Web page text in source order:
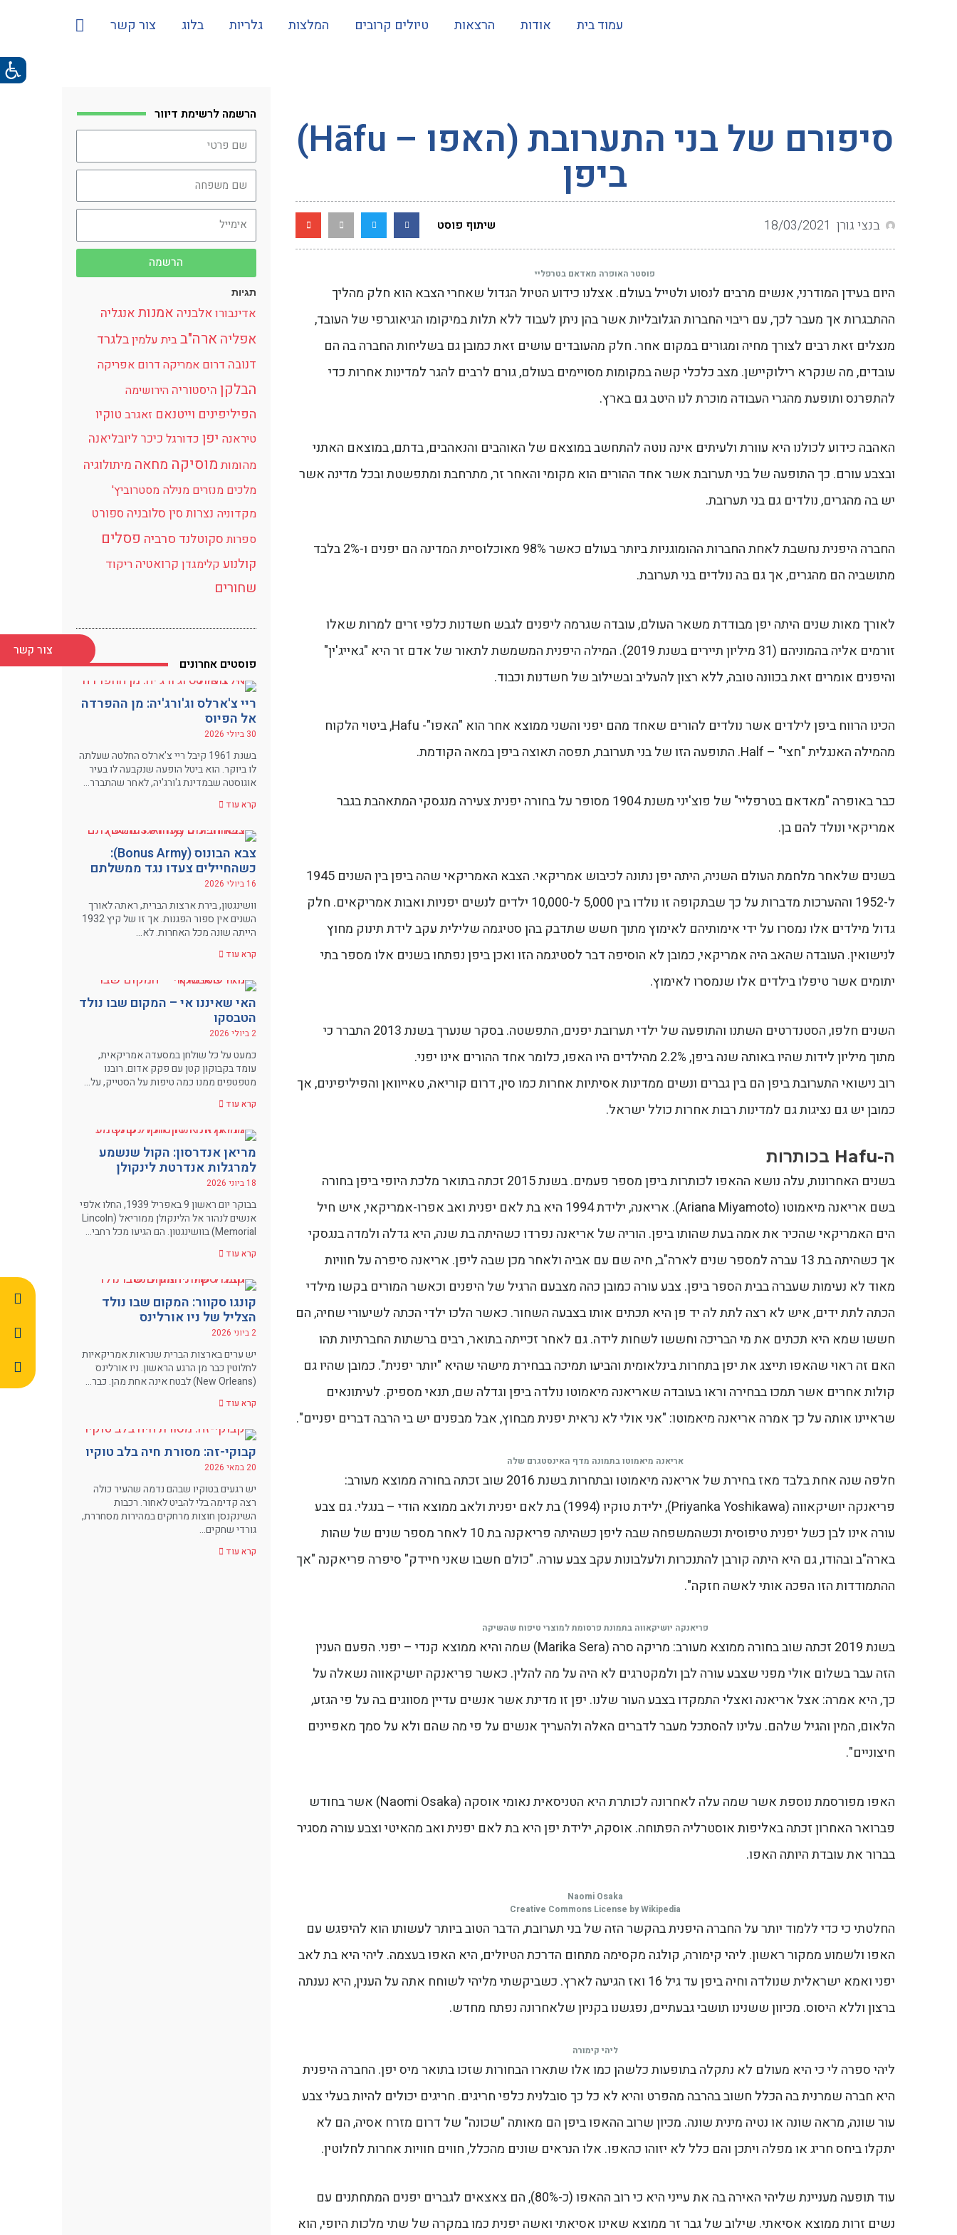
עמוד בית אודות הרצאות טיולים קרובים המלצות גלריות בלוג צור קשר
סיפורם של בני התערובת (האפו – Hāfu)
ביפן
בנצי גורן 18/03/2021 שיתוף פוסט
פוסטר האופרה מאדאם בטרפליי
היום בעידן המודרני, אנשים מרבים לנסוע ולטייל בעולם. אצלנו כידוע הטיול הגדול שאחרי הצבא הוא חלק מהליך
ההתבגרות אך מעבר לכך, עם ריבוי החברות הגלובליות אשר בהן ניתן לעבוד ללא תלות במיקומו הגיאוגרפי של העובד,
מנצלים זאת רבים לצורך מחיה ומגורים במקום אחר. חלק מהעובדים עושים זאת כמובן גם בשליחות החברה בה הם
עובדים, מה שנקרא רילוקיישן. מצב כלכלי קשה במקומות מסויימים בעולם, גורם לרבים להגר למדינות אחרות כדי
להתפרנס ותופעת מהגרי העבודה מוכרת לנו היטב גם בארץ.
האהבה כידוע לכולנו היא עוורת ולעיתים אינה נוטה להתחשב במוצאם של האוהבים והנאהבים, בדתם, במוצאם האתני
ובצבע עורם. כך התופעה של בני תערובת אשר אחד ההורים הוא מקומי והאחר זר, מתרחבת ומתפשטת ובכל מדינה אשר
יש בה מהגרים, נולדים גם בני תערובת.
החברה היפנית נחשבת לאחת החברות ההומוגניות ביותר בעולם כאשר 98% מאוכלוסיית המדינה הם יפנים ו-2% בלבד
מתושביה הם מהגרים, אך גם בה נולדים בני תערובת.
לאורך מאות שנים היתה יפן מבודדת משאר העולם, עובדה שגרמה ליפנים לגבש חשדנות כלפי זרים למרות שאלו
זורמים אליה בהמוניהם (31 מיליון תיירים בשנת 2019). המילה היפנית המשמשת לתאור של אדם זר היא "גאייג'ין"
והיפנים אומרים זאת בכוונה טובה, ללא רצון להעליב ובשילוב של חשדנות וכבוד.
הכינו הרווח ביפן לילדים אשר נולדים להורים שאחד מהם יפני והשני ממוצא אחר הוא "האפו"- Hafu, ביטוי הלקוח
מהמילה האנגלית "חצי" – Half. התופעה הזו של בני תערובת, תפסה תאוצה ביפן במאה הקודמת.
כבר באופרה "מאדאם בטרפליי" של פוצ'יני משנת 1904 מסופר על בחורה יפנית צעירה מנגסקי המתאהבת בגבר
אמריקאי ונולד להם בן.
בשנים שלאחר מלחמת העולם השניה, היתה יפן נתונה לכיבוש אמריקאי. הצבא האמריקאי שהה ביפן בין השנים 1945
ל-1952 וההערכות מדברות על כך שבתקופה זו נולדו בין 5,000 ל-10,000 ילדים לנשים יפניות ואבות אמריקאים. חלק
גדול מילדים אלו נמסרו על ידי אימותיהם לאימוץ מתוך חשש שתדבק בהן סטיגמה שלילית עקב לידת תינוק מחוץ
לנישואין. העובדה שהאב היה אמריקאי, כמובן לא הוסיפה דבר לסטיגמה הזו ואכן ביפן נפתחו בשנים אלו מספר בתי
יתומים אשר טיפלו בילדים אלו שנמסרו לאימוץ.
השנים חלפו, הסטנדרטים השתנו והתופעה של ילדי תערובת יפנים, התפשטה. בסקר שנערך בשנת 2013 התברר כי
מתוך מיליון לידות שהיו באותה שנה ביפן, 2.2% מהילדים היו האפו, כלומר אחד ההורים אינו יפני.
רוב נישואי התערובת ביפן הם בין גברים ונשים ממדינות אסיתיות אחרות כמו סין, דרום קוריאה, טאייוואן והפיליפינים, אך
כמובן יש גם נציגות גם למדינות רבות אחרות כולל ישראל.
ה-Hafu בכותרות
בשנים האחרונות, עלה נושא ההאפו לכותרות ביפן מספר פעמים. בשנת 2015 זכתה בתואר מלכת היופי ביפן בחורה
בשם אריאנה מיאמוטו (Ariana Miyamoto). אריאנה, ילידת 1994 היא בת לאם יפנית ואב אפרו-אמריקאי, איש חיל
הים האמריקאי שהכיר את אמה בעת שהותו ביפן. הוריה של אריאנה נפרדו כשהיתה בת שנה, היא גדלה ולמדה בנגסקי
אך כשהיתה בת 13 עברה למספר שנים לארה"ב, חיה שם עם אביה ולאחר מכן שבה ליפן. אריאנה סיפרה על חוויות
מאוד לא נעימות שעברה בבית הספר ביפן. צבע עורה כמובן כהה מצבעם הרגיל של היפנים וכאשר המורים בקשו מילדי
הכתה לתת ידים, איש לא רצה לתת לה יד פן היא תכתים אותו בצבעה השחור. כאשר הלכו ילדי הכתה לשיעורי שחיה, הם
חששו שמא היא תכתים את מי הבריכה וחששו לשחות לידה. גם לאחר זכייתה בתואר, רבים ברשתות החברתיות תהו
האם זה ראוי שהאפו תייצג את יפן בתחרות בינלאומית והביעו תמיכה בבחירת מישהי שהיא "יותר יפנית". כמובן שהיו גם
קולות אחרים אשר תמכו בבחירה וראו בעובדה שאריאנה מיאמוטו נולדה ביפן וגדלה שם, תנאי מספיק. לעיתונאים
שראיינו אותה על כך אמרה אריאנה מיאמוטו: "אני אולי לא נראית יפנית מבחוץ, אבל מבפנים יש בי הרבה דברים יפניים".
אריאנה מיאמוטו בתמונה מדף האינסטגרם שלה
חלפה שנה אחת בלבד מאז בחירת של אריאנה מיאמוטו ובתחרות בשנת 2016 שוב זכתה בחורה ממוצא מעורב:
פריאנקה יושיקאווה (Priyanka Yoshikawa), ילידת טוקיו (1994) בת לאם יפנית ולאב ממוצא הודי – בנגלי. גם צבע
עורה אינו לבן כשל יפנית טיפוסית וכשהמשפחה שבה ליפן כשהיתה פריאקנה בת 10 לאחר מספר שנים של שהות
בארה"ב ובהודו, גם היא היתה קורבן להתנכרות ולעלבונות עקב צבע עורה. "כולם חשבו שאני חיידק" סיפרה פריאקנה "אך
ההתמודדות הזו הפכה אותי לאשה חזקה".
פריאנקה יושיקאווה בתמונת פרסומת למוצרי טיפוח שהשיקה
בשנת 2019 זכתה שוב בחורה ממוצא מעורב: מריקה סרה (Marika Sera) שמה והיא ממוצא קנדי – יפני. הפעם הענין
הזה עבר בשלום אולי מפני שצבע עורה לבן ולמקטרגים לא היה על מה להלין. כאשר פריאנקה יושיקאווה נשאלה על
כך, היא אמרה: אצל אריאנה ואצלי התמקדו בצבע העור שלנו. יפן זו מדינת אשר אנשים עדיין מסווגים בה על פי הגזע,
הלאום, המין והגיל שלהם. עלינו להסתכל מעבר לדברים האלה ולהעריך אנשים על פי מה שהם ולא על סמך מאפיינים
חיצוניים".
האפו מפורסמת נוספת אשר שמה עלה לאחרונה לכותרת היא הטניסאית נאומי אוסקה (Naomi Osaka) אשר בחודש
פברואר האחרון זכתה באליפות אוסטרליה הפתוחה. אוסקה, ילידת יפן היא בת לאם יפנית ואב מהאיטי וצבע עורה מסגיר
בברור את עובדת היותה האפו.
Naomi Osaka
Creative Commons License by Wikipedia
החלטתי כי כדי ללמוד יותר על החברה היפנית בהקשר הזה של בני תערובת, הדבר הטוב ביותר לעשותו הוא להיפגש עם
האפו ולשמוע ממקור ראשון. ליהי קימורה, קולגה מקסימה מתחום הדרכת הטיולים, היא האפו בעצמה. ליהי היא בת לאב
יפני ואמא ישראלית שנולדה וחיה ביפן עד גיל 16 ואז הגיעה לארץ. כשביקשתי מליהי לשוחח אתה על הענין, היא נענתה
ברצון וללא היסוס. מכיוון ששנינו תושבי גבעתיים, נפגשנו בקניון שלאחרונה נפתח מחדש.
ליהי קימורה
ליהי ספרה לי כי היא מעולם לא נתקלה בתופעות כלשהן כמו אלו שתארו הבחורות שזכו בתואר מיס יפן. החברה היפנית
היא חברה שמרנית בה הכלל חשוב בהרבה מהפרט והיא לא כל כך סובלנית כלפי חריגים. חריגים יכולים להיות בעלי צבע
עור שונה, מראה שונה או נטיה מינית שונה. מכיון שרוב ההאפו ביפן הם מאותה "שכונה" של דרום מזרח אסיה, הם לא
יתקלו ביחס חריג או מפלה ויתכן והם כלל לא יזוהו כהאפו. אלו הנראים שונים מהכלל, חווים חוויות אחרות לחלוטין.
עוד תופעה מעניינת שליהי האירה בה את עייני היא כי רוב ההאפו (כ-80%), הם צאצאים לגברים יפנים המתחתנים עם
נשים זרות ממוצא אסיאתי. שילוב של גבר זר ממוצא שאינו אסיאתי ואשה יפנית כמו במקרה של שתי מלכות היופי, הוא
צור קשר
הרשמה לרשימת דיוור
הרשמה
תגיות
אדינבורואלבניה אמנות אנגליה
אפליה ארה"בבית עלמיןבלגרד
דנובה דרום אמריקה דרום אפריקה
הבלקן היסטוריה הירושימה
הפיליפינים וייטנאם זאגרב טוקיו
טיראנה יפן כדורגל כיכר ליובליאנה
מהומותמוסיקה מחאה מיתולוגיה
מלכים מנזרים מנילה מסטרוביץ'
מקדוניה נצרות סין סלובניה ספורט
ספרותסקוטלנד סרביה פסלים
קולנוע קלימגדן קרואטיה ריקוד
שחורים
פוסטים אחרונים
ריי צ'ארלס וג'ורג'יה: מן ההפרדה
אל הפיוס
30 ביולי 2026
בשנת 1961 קיבל ריי צ'ארלס החלטה שעלתה
לו ביוקר. הוא ביטל הופעה שנקבעה לו בעיר
אוגוסטה שבמדינת ג'ורג'יה, לאחר שהתברר…
קרא עוד
צבא הבונוס (Bonus Army):
כשהחיילים צעדו נגד ממשלתם
16 ביולי 2026
וושינגטון, בירת ארצות הברית, ראתה לאורך
השנים אין ספור הפגנות. אך זו של קיץ 1932
הייתה שונה מכל האחרות. לא…
קרא עוד
האי שאיננו אי – המקום שבו נולד
הטבסקו
2 ביולי 2026
כמעט על כל שולחן במסעדה אמריקאית,
עומד בקבוקון קטן עם פקק אדום. רובנו
מטפטפים ממנו כמה טיפות על הסטייק, על…
קרא עוד
מריאן אנדרסון: הקול שנשמע
למרגלות אנדרטת לינקולן
18 ביוני 2026
בבוקר יום ראשון 9 באפריל 1939, החלו אלפי
אנשים לנהור אל הלינקולן ממוריאל (Lincoln
Memorial) בוושינגטון. הם הגיעו מכל רחבי…
קרא עוד
קונגו סקוור: המקום שבו נולד
הצליל של ניו אורלינס
2 ביוני 2026
יש ערים בארצות הברית שנראות אמריקאיות
לחלוטין כבר מן הרגע הראשון. ניו אורלינס
(New Orleans) לבטח אינה אחת מהן. כבר…
קרא עוד
קבוקי-זה: מסורת חיה בלב טוקיו
20 במאי 2026
יש רגעים בטוקיו שבהם נדמה שהעיר כולה
רצה קדימה בלי להביט לאחור. רכבות
השינקנסן חוצות מרחקים במהירות מסחררת,
גורדי שחקים…
קרא עוד